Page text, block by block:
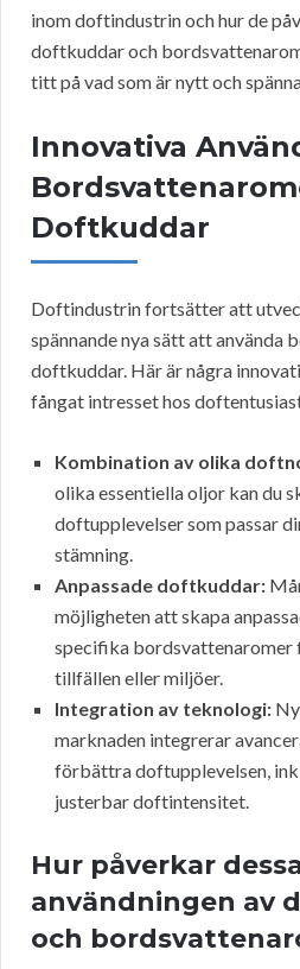
inom doftindustrin och hur de
doftkuddar och
titt på vad som är nytt och
Innovativa
Doftkuddar
Doftindustrin fortsätter att
spännande nya sätt att använda
doftkuddar. Här är några
fångat intresset hos
Kombination av olika
olika essentiella oljor kan du
doftupplevelser som passar
stämning.
Anpassade doftkuddar:
möjligheten att skapa
specifika bordsvattenaromer
tillfällen eller miljöer.
Integration av teknologi:
marknaden integrerar
förbättra doftupplevelsen,
justerbar doftintensitet.
Hur påverkar
användningen av
och